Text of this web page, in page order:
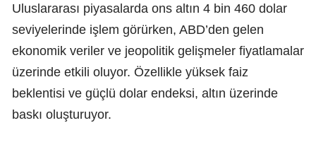
Uluslararası piyasalarda ons altın 4 bin 460 dolar
seviyelerinde işlem görürken, ABD’den gelen
ekonomik veriler ve jeopolitik gelişmeler fiyatlamalar
üzerinde etkili oluyor. Özellikle yüksek faiz
beklentisi ve güçlü dolar endeksi, altın üzerinde
baskı oluşturuyor.